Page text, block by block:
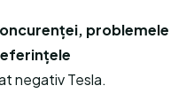
problemele
negativ Tesla.